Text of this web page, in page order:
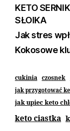
KETO
SŁOIKA
Jak stres
Kokosowe
cukinia czosnek
jak przygotować
jak upiec keto
keto ciastka